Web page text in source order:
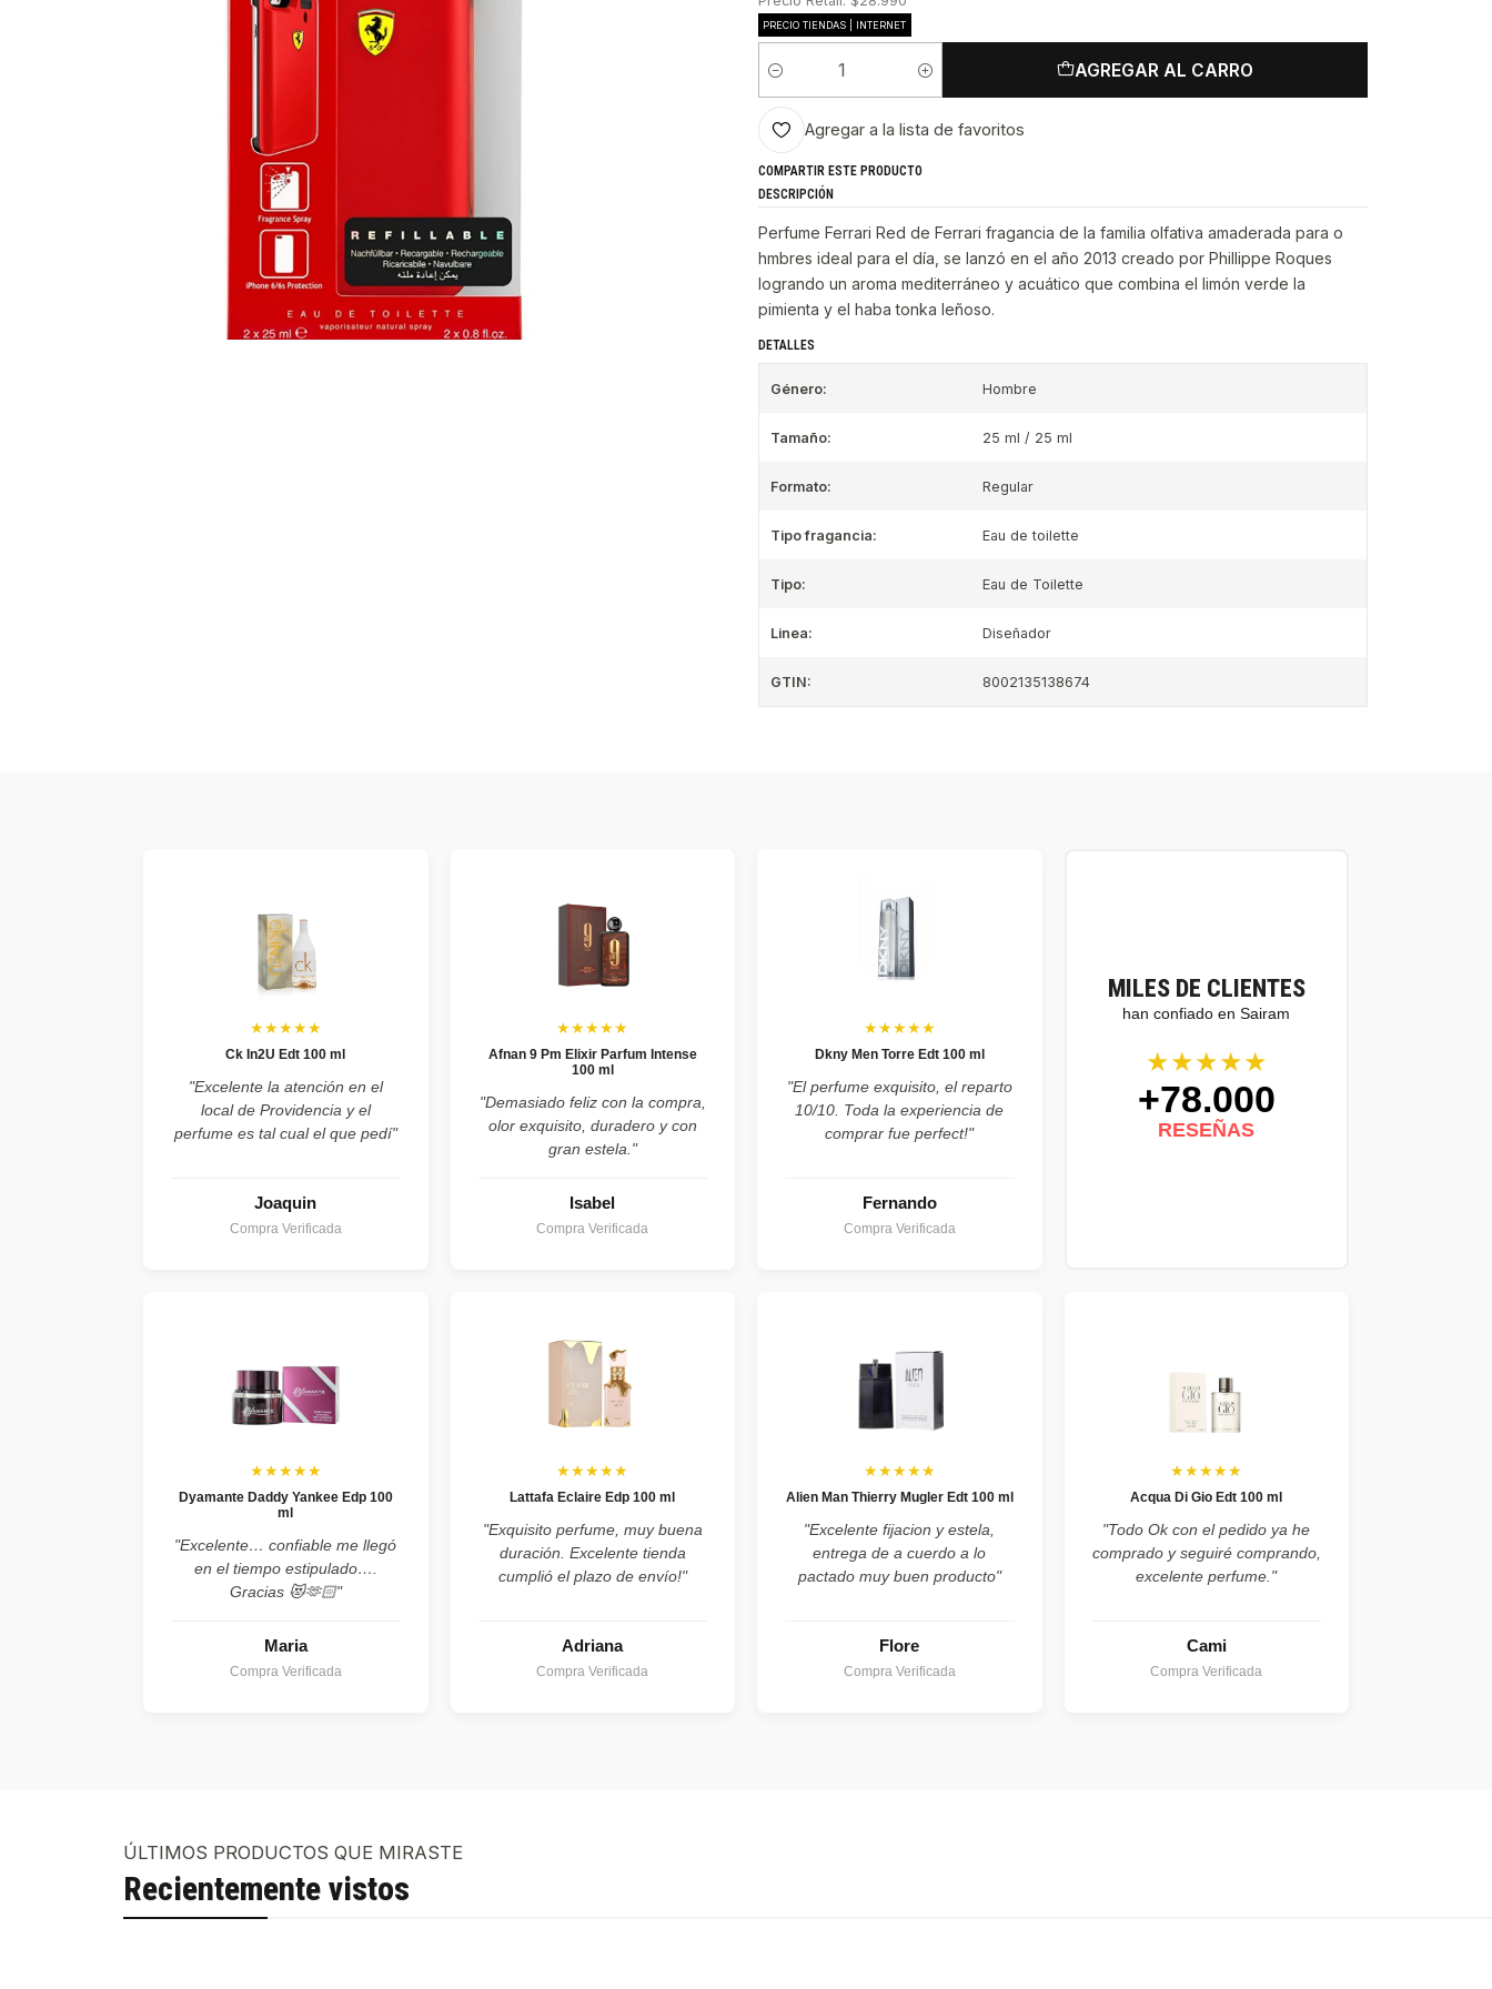
PRECIO TIENDAS | INTERNET
Cantidad
AGREGAR AL CARRO
Agregar a la lista de favoritos
COMPARTIR ESTE PRODUCTO
DESCRIPCIÓN
Perfume Ferrari Red de Ferrari fragancia de la familia olfativa amaderada para o
hmbres ideal para el día, se lanzó en el año 2013 creado por Phillippe Roques
logrando un aroma mediterráneo y acuático que combina el limón verde la
pimienta y el haba tonka leñoso.
DETALLES
Género: Hombre
Tamaño: 25 ml / 25 ml
Formato: Regular
Tipo fragancia: Eau de toilette
Tipo: Eau de Toilette
Linea: Diseñador
GTIN: 8002135138674
MILES DE CLIENTES
han confiado en Sairam
★★★★★
+78.000
RESEÑAS
★★★★★
Ck In2U Edt 100 ml
"Excelente la atención en el
local de Providencia y el
perfume es tal cual el que pedí"
Joaquin
Compra Verificada
★★★★★
Afnan 9 Pm Elixir Parfum Intense
100 ml
"Demasiado feliz con la compra,
olor exquisito, duradero y con
gran estela."
Isabel
Compra Verificada
★★★★★
Dkny Men Torre Edt 100 ml
"El perfume exquisito, el reparto
10/10. Toda la experiencia de
comprar fue perfect!"
Fernando
Compra Verificada
★★★★★
Dyamante Daddy Yankee Edp 100
ml
"Excelente… confiable me llegó
en el tiempo estipulado….
Gracias 😻🫶🏻"
Maria
Compra Verificada
★★★★★
Lattafa Eclaire Edp 100 ml
"Exquisito perfume, muy buena
duración. Excelente tienda
cumplió el plazo de envío!"
Adriana
Compra Verificada
★★★★★
Alien Man Thierry Mugler Edt 100 ml
"Excelente fijacion y estela,
entrega de a cuerdo a lo
pactado muy buen producto"
Flore
Compra Verificada
★★★★★
Acqua Di Gio Edt 100 ml
"Todo Ok con el pedido ya he
comprado y seguiré comprando,
excelente perfume."
Cami
Compra Verificada
ÚLTIMOS PRODUCTOS QUE MIRASTE
Recientemente vistos